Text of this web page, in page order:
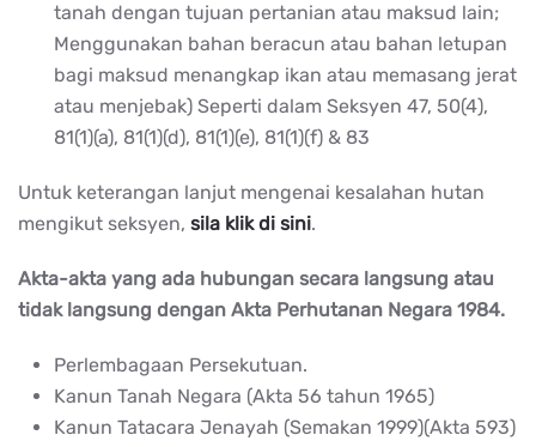
tanah dengan tujuan pertanian atau maksud lain;
Menggunakan bahan beracun atau bahan letupan
bagi maksud menangkap ikan atau memasang jerat
atau menjebak) Seperti dalam Seksyen 47, 50(4),
81(1)(a), 81(1)(d), 81(1)(e), 81(1)(f) & 83
Untuk keterangan lanjut mengenai kesalahan hutan
mengikut seksyen, sila klik di sini.
Akta-akta yang ada hubungan secara langsung atau
tidak langsung dengan Akta Perhutanan Negara 1984.
Perlembagaan Persekutuan.
Kanun Tanah Negara (Akta 56 tahun 1965)
Kanun Tatacara Jenayah (Semakan 1999)(Akta 593)